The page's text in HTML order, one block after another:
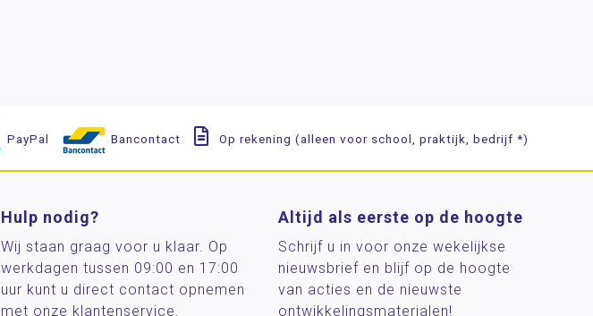
PayPal Bancontact Op rekening (alleen voor school, praktijk, bedrijf *)
Hulp nodig?
Wij staan graag voor u klaar. Op
werkdagen tussen 09:00 en 17:00
uur kunt u direct contact opnemen
met onze klantenservice.
Altijd als eerste op de hoogte
Schrijf u in voor onze wekelijkse
nieuwsbrief en blijf op de hoogte
van acties en de nieuwste
ontwikkelingsmaterialen!